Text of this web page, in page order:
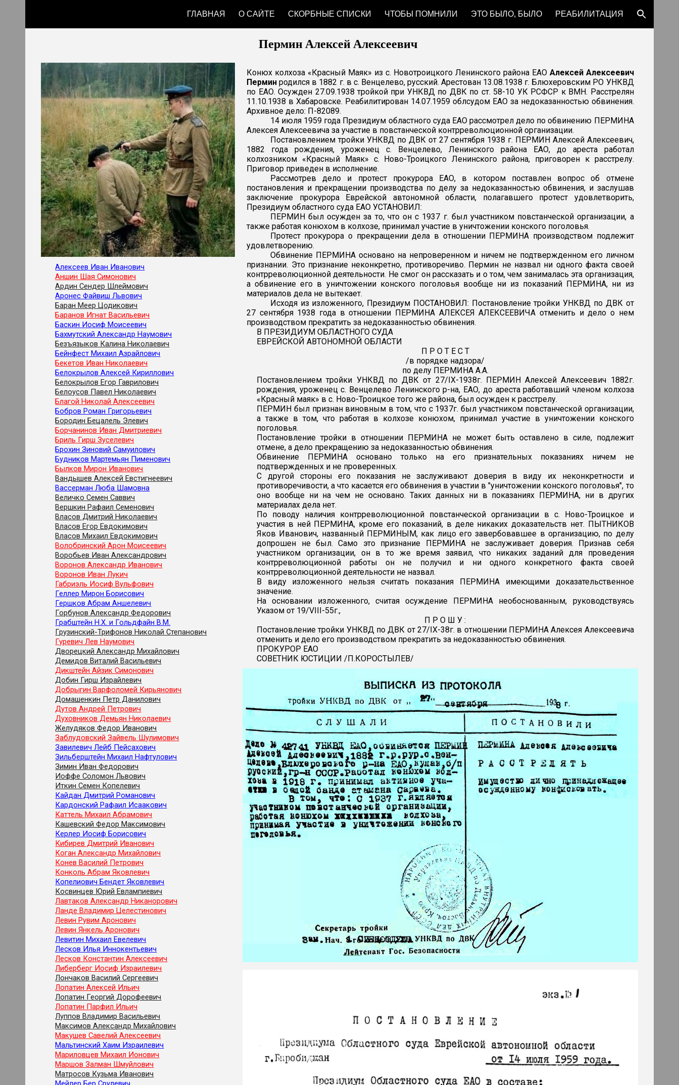
Skip to main content Skip to navigation
ГЛАВНАЯ О САЙТЕ СКОРБНЫЕ СПИСКИ ЧТОБЫ ПОМНИЛИ ЭТО БЫЛО, БЫЛО РЕАБИЛИТАЦИЯ
Пермин Алексей Алексеевич
Алексеев Иван Иванович
Аншин Шая Симонович
Ардин Сендер Шлеймович
Аронес Файвиш Львович
Баран Меер Цодикович
Баранов Игнат Васильевич
Баскин Иосиф Моисеевич
Бахмутский Александр Наумович
Безъязыков Калина Николаевич
Бейнфест Михаил Азрайлович
Бекетов Иван Николаевич
Белокрылов Алексей Кириллович
Белокрылов Егор Гаврилович
Белоусов Павел Николаевич
Благой Николай Алексеевич
Бобров Роман Григорьевич
Бородин Бецалель Элевич
Борчанинов Иван Дмитриевич
Бриль Гирш Зуселевич
Брохин Зиновий Самуилович
Будников Мартемьян Пименович
Былков Мирон Иванович
Вандышев Алексей Евстигнеевич
Вассерман Люба Шамовна
Величко Семен Саввич
Вершкин Рафаил Семенович
Власов Дмитрий Николаевич
Власов Егор Евдокимович
Власов Михаил Евдокимович
Волобринский Арон Моисеевич
Воробьев Иван Александрович
Воронов Александр Иванович
Воронов Иван Лукич
Габриэль Иосиф Вульфович
Геллер Мирон Борисович
Гершков Абрам Аншелевич
Горбунов Александр Федорович
Грабштейн Н.Х. и Гольдфайн В.М.
Грузинский-Трифонов Николай Степанович
Гуревич Лев Наумович
Дворецкий Александр Михайлович
Демидов Виталий Васильевич
Дикштейн Айзик Симонович
Добин Гирш Израйлевич
Добрыгин Варфоломей Кирьянович
Домашенкин Петр Данилович
Дутов Андрей Петрович
Духовников Демьян Николаевич
Желудяков Федор Иванович
Заблудовский Зайвель Шулимович
Завилевич Лейб Пейсахович
Зильберштейн Михаил Нафтулович
Зимин Иван Федорович
Иоффе Соломон Львович
Иткин Семен Копелевич
Кайдан Дмитрий Романович
Кардонский Рафаил Исаакович
Каттель Михаил Абрамович
Кашевский Федор Максимович
Керлер Иосиф Борисович
Кибирев Дмитрий Иванович
Коган Александр Михайлович
Конев Василий Петрович
Конколь Абрам Яковлевич
Копелиович Бендет Яковлевич
Косвинцев Юрий Евлампиевич
Лавтаков Александр Никанорович
Ланде Владимир Целестинович
Левин Рувим Аронович
Левин Янкель Аронович
Левитин Михаил Евелевич
Лесков Илья Иннокентьевич
Лесков Константин Алексеевич
Либерберг Иосиф Израилевич
Лончаков Василий Сергеевич
Лопатин Алексей Ильич
Лопатин Георгий Дорофеевич
Лопатин Парфил Ильич
Луппов Владимир Васильевич
Максимов Александр Михайлович
Макушев Савелий Алексеевич
Мальтинский Хаим Израилевич
Мариловцев Михаил Ионович
Маршов Залман Шмуйлович
Матросов Кузьма Иванович
Конюх колхоза «Красный Маяк» из с. Новотроицкого Ленинского района ЕАО Алексей Алексеевич
Перминродился в 1882 г. в с. Венцелево, русский. Арестован 13.08.1938 г. Блюхеровским РО УНКВД
по ЕАО. Осужден 27.09.1938 тройкой при УНКВД по ДВК по ст. 58-10 УК РСФСР к ВМН. Расстрелян
11.10.1938 в Хабаровске. Реабилитирован 14.07.1959 облсудом ЕАО за недоказанностью обвинения.
Архивное дело: П-82089.
14 июля 1959 года Президиум областного суда ЕАО рассмотрел дело по обвинению ПЕРМИНА
Алексея Алексеевича за участие в повстанческой контрреволюционной организации.
Постановлением тройки УНКВД по ДВК от 27 сентября 1938 г. ПЕРМИН Алексей Алексеевич,
1882 года рождения, уроженец с. Венцелево, Ленинского района ЕАО, до ареста работал
колхозником «Красный Маяк» с. Ново-Троицкого Ленинского района, приговорен к расстрелу.
Приговор приведен в исполнение.
Рассмотрев дело и протест прокурора ЕАО, в котором поставлен вопрос об отмене
постановления и прекращении производства по делу за недоказанностью обвинения, и заслушав
заключение прокурора Еврейской автономной области, полагавшего протест удовлетворить,
Президиум областного суда ЕАОУСТАНОВИЛ:
ПЕРМИН был осужден за то, что он с 1937 г. был участником повстанческой организации, а
также работая конюхом в колхозе, принимал участие в уничтожении конского поголовья.
Протест прокурора о прекращении дела в отношении ПЕРМИНА производством подлежит
удовлетворению.
Обвинение ПЕРМИНА основано на непроверенном и ничем не подтвержденном его личном
признании. Это признание неконкретно, противоречиво. Пермин не назвал ни одного факта своей
контрреволюционной деятельности. Не смог он рассказать и о том, чем занималась эта организация,
а обвинение его в уничтожении конского поголовья вообще ни из показаний ПЕРМИНА, ни из
материалов дела не вытекает.
Исходя из изложенного, Президиум ПОСТАНОВИЛ: Постановление тройки УНКВД по ДВК от
27 сентября 1938 года в отношении ПЕРМИНА АЛЕКСЕЯ АЛЕКСЕЕВИЧА отменить и дело о нем
производством прекратить за недоказанностью обвинения.
В ПРЕЗИДИУМ ОБЛАСТНОГО СУДА
ЕВРЕЙСКОЙ АВТОНОМНОЙ ОБЛАСТИ
П Р О Т Е С Т
/в порядке надзора/
по делу ПЕРМИНА А.А.
Постановлением тройки УНКВД по ДВК от 27/IX-1938г. ПЕРМИН Алексей Алексеевич 1882г.
рождения, уроженец с. Венцелево Ленинского р-на, ЕАО, до ареста работавший членом колхоза
«Красный маяк» в с. Ново-Троицкое того же района, был осужден к расстрелу.
ПЕРМИН был признан виновным в том, что с 1937г. был участником повстанческой организации,
а также в том, что работая в колхозе конюхом, принимал участие в уничтожении конского
поголовья.
Постановление тройки в отношении ПЕРМИНА не может быть оставлено в силе, подлежит
отмене, а дело прекращению за недоказанностью обвинения.
Обвинение ПЕРМИНА основано только на его признательных показаниях ничем не
подтвержденных и не проверенных.
С другой стороны его показания не заслуживают доверия в виду их неконкретности и
противоречивости, а что касается его обвинения в участии в "уничтожении конского поголовья", то
оно вообще ни на чем не основано. Таких данных ни в показаниях ПЕРМИНА, ни в других
материалах дела нет.
По поводу наличия контрреволюционной повстанческой организации в с. Ново-Троицкое и
участия в ней ПЕРМИНА, кроме его показаний, в деле никаких доказательств нет. ПЫТНИКОВ
Яков Иванович, названный ПЕРМИНЫМ, как лицо его завербовавшее в организацию, по делу
допрошен не был. Само это признание ПЕРМИНА не заслуживает доверия. Признав себя
участником организации, он в то же время заявил, что никаких заданий для проведения
контрреволюционной работы он не получил и ни одного конкретного факта своей
контрреволюционной деятельности не назвал.
В виду изложенного нельзя считать показания ПЕРМИНА имеющими доказательственное
значение.
На основании изложенного, считая осуждение ПЕРМИНА необоснованным, руководствуясь
Указом от 19/VIII-55г.,
П Р О Ш У :
Постановление тройки УНКВД по ДВК от 27/IX-38г. в отношении ПЕРМИНА Алексея Алексеевича
отменить и дело его производством прекратить за недоказанностью обвинения.
ПРОКУРОР ЕАО
СОВЕТНИК ЮСТИЦИИ /П.КОРОСТЫЛЕВ/